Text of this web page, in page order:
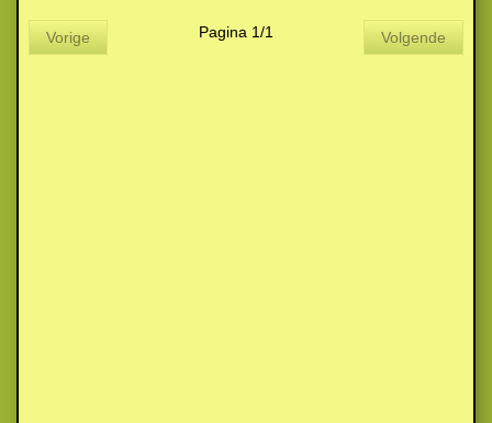
Vorige Pagina 1/1 Volgende